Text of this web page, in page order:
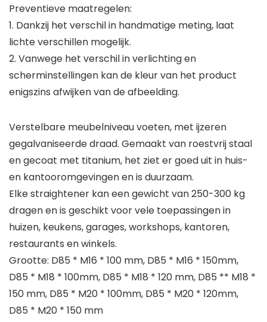
Preventieve maatregelen:
1. Dankzij het verschil in handmatige meting, laat
lichte verschillen mogelijk.
2. Vanwege het verschil in verlichting en
scherminstellingen kan de kleur van het product
enigszins afwijken van de afbeelding.
Verstelbare meubelniveau voeten, met ijzeren
gegalvaniseerde draad. Gemaakt van roestvrij staal
en gecoat met titanium, het ziet er goed uit in huis-
en kantooromgevingen en is duurzaam.
Elke straightener kan een gewicht van 250-300 kg
dragen en is geschikt voor vele toepassingen in
huizen, keukens, garages, workshops, kantoren,
restaurants en winkels.
Grootte: D85 * M16 * 100 mm, D85 * M16 * 150mm,
D85 * M18 * 100mm, D85 * M18 * 120 mm, D85 ** M18 *
150 mm, D85 * M20 * 100mm, D85 * M20 * 120mm,
D85 * M20 * 150 mm